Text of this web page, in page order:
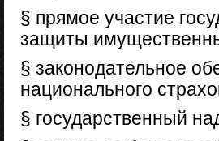
§ прямое участие
защиты
§ законодательное
национального
§ государственный